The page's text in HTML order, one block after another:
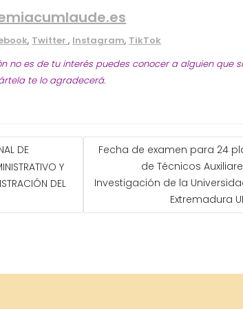
, Twitter, Instagram, TikTok
no es de tu interés puedes conocer a alguien que si
te lo agradecerá.
DE
Y
DEL
Fecha de examen para 24
de Técnicos
Investigación de la
Extremadura